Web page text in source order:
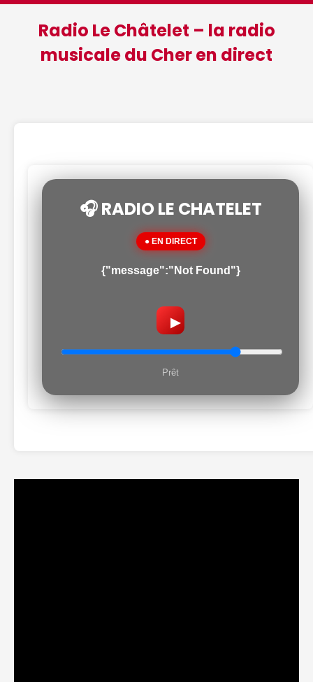
Radio Le Châtelet – la radio
musicale du Cher en direct
🎧 RADIO LE CHATELET
● EN DIRECT
{"message":"Not Found"}
▶
Prêt